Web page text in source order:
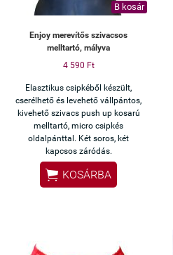
B kosár
Enjoy merevítős szivacsos
melltartó, mályva
4 590 Ft
Elasztikus csipkéből készült,
cserélhető és levehető vállpántos,
kivehető szivacs push up kosarú
melltartó, micro csipkés
oldalpánttal. Két soros, két
kapcsos záródás.
 KOSÁRBA